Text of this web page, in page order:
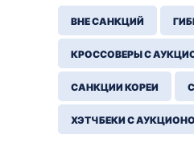
ВНЕ САНКЦИЙ
КРОССОВЕРЫ С
САНКЦИИ КОРЕИ
ХЭТЧБЕКИ С